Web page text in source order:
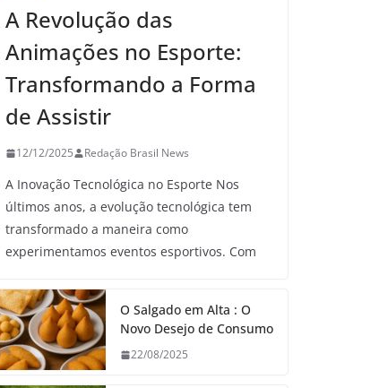
A Revolução das
Animações no Esporte:
Transformando a Forma
de Assistir
12/12/2025 Redação Brasil News
A Inovação Tecnológica no Esporte Nos
últimos anos, a evolução tecnológica tem
transformado a maneira como
experimentamos eventos esportivos. Com
O Salgado em Alta : O
Novo Desejo de Consumo
22/08/2025